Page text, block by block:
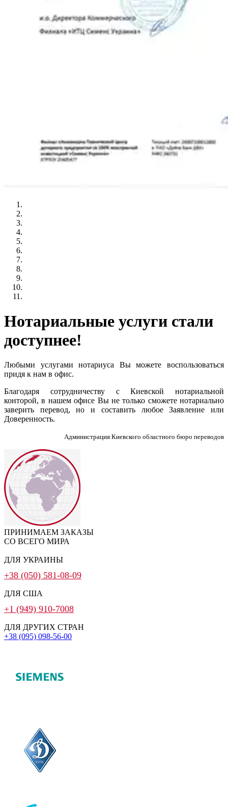
Нотариальные услуги стали
доступнее!
Любыми услугами нотариуса Вы можете воспользоваться
придя к нам в офис.
Благодаря сотрудничеству с Киевской нотариальной
конторой, в нашем офисе Вы не только сможете нотариально
заверить перевод, но и составить любое Заявление или
Доверенность.
Администрация Киевского областного бюро переводов
ПРИНИМАЕМ ЗАКАЗЫ
СО ВСЕГО МИРА
ДЛЯ УКРАИНЫ
+38 (050) 581-08-09
ДЛЯ США
+1 (949) 910-7008
ДЛЯ ДРУГИХ СТРАН
+38 (095) 098-56-00